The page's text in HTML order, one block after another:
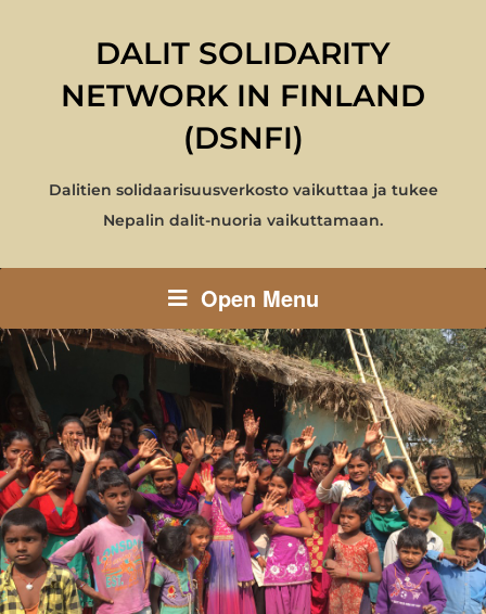
DALIT SOLIDARITY
NETWORK IN FINLAND
(DSNFI)
Dalitien solidaarisuusverkosto vaikuttaa ja tukee
Nepalin dalit-nuoria vaikuttamaan.
Open Menu